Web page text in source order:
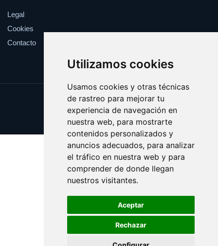
Utilizamos cookies
Usamos cookies y otras técnicas
de rastreo para mejorar tu
experiencia de navegación en
nuestra web, para mostrarte
contenidos personalizados y
anuncios adecuados, para analizar
el tráfico en nuestra web y para
comprender de donde llegan
nuestros visitantes.
Aceptar
Rechazar
Legal
Cookies
Contacto
Update cookies preferences
Copyright © 2025 cualificacion.es